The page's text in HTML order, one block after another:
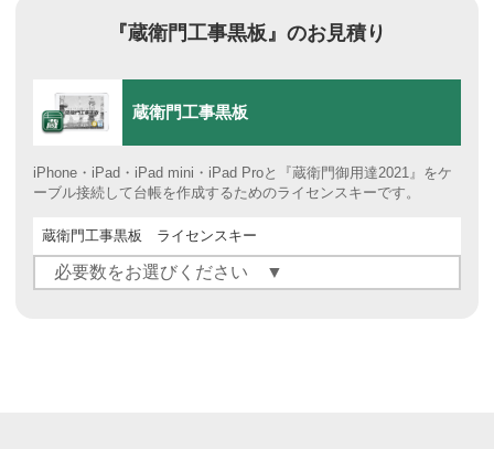
『蔵衛門工事黒板』のお見積り
蔵衛門工事黒板
iPhone・iPad・iPad mini・iPad Proと『蔵衛門御用達2021』をケ
ーブル接続して台帳を作成するためのライセンスキーです。
蔵衛門工事黒板 ライセンスキー